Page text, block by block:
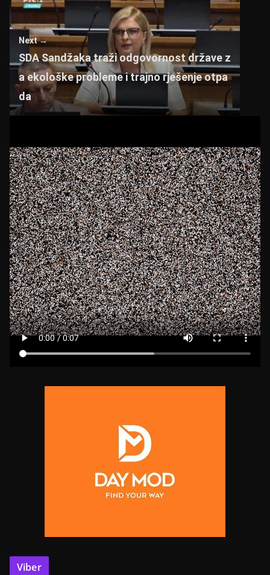
Next →
SDA Sandžaka traži odgovornost države z
a ekološke probleme i trajno rješenje otpa
da
Viber